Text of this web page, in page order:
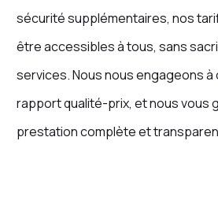
sécurité supplémentaires, nos
être accessibles à tous, sans
services. Nous nous engageons
rapport qualité-prix, et nous vous
prestation complète et